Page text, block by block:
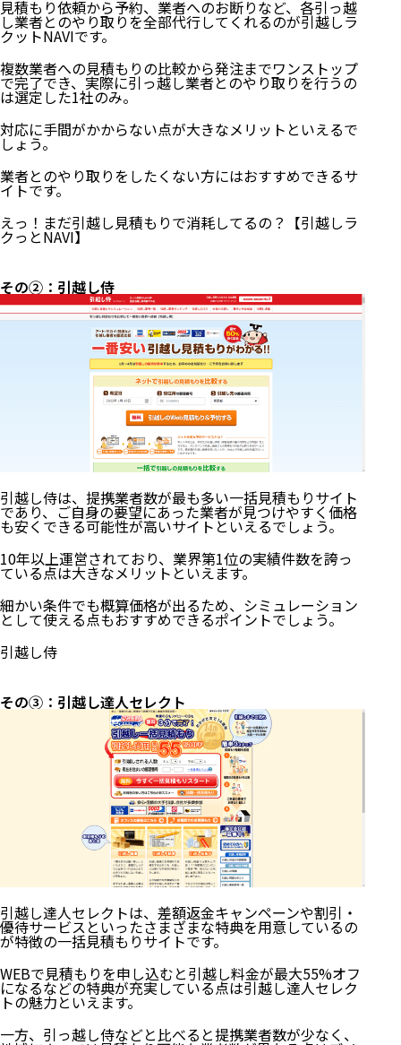
見積もり依頼から予約、業者へのお断りなど、各引っ越
し業者とのやり取りを全部代行してくれるのが引越しラ
クットNAVIです。
複数業者への見積もりの比較から発注までワンストップ
で完了でき、実際に引っ越し業者とのやり取りを行うの
は選定した1社のみ。
対応に手間がかからない点が大きなメリットといえるで
しょう。
業者とのやり取りをしたくない方にはおすすめできるサ
イトです。
えっ！まだ引越し見積もりで消耗してるの？【引越しラ
クっとNAVI】
その②：引越し侍
引越し侍は、提携業者数が最も多い一括見積もりサイト
であり、ご自身の要望にあった業者が見つけやすく価格
も安くできる可能性が高いサイトといえるでしょう。
10年以上運営されており、業界第1位の実績件数を誇っ
ている点は大きなメリットといえます。
細かい条件でも概算価格が出るため、シミュレーション
として使える点もおすすめできるポイントでしょう。
引越し侍
その③：引越し達人セレクト
引越し達人セレクトは、差額返金キャンペーンや割引・
優待サービスといったさまざまな特典を用意しているの
が特徴の一括見積もりサイトです。
WEBで見積もりを申し込むと引越し料金が最大55%オフ
になるなどの特典が充実している点は引越し達人セレク
トの魅力といえます。
一方、引っ越し侍などと比べると提携業者数が少なく、
その①：引越しラクっとNAVI
その②：引越し侍
その③：引越し達人セレクト
その④：LIFULL引越し見積もり
その⑤：ズバット引越し比較
その⑥：SUUMO引越し見積り
その⑦：価格.com引越し
その➉：引越し価格ガイド
そう！